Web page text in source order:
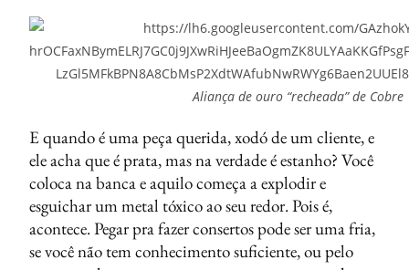
Aliança de ouro “recheada” de Cobre
E quando é uma peça querida, xodó de um cliente, e
ele acha que é prata, mas na verdade é estanho? Você
coloca na banca e aquilo começa a explodir e
esguichar um metal tóxico ao seu redor. Pois é,
acontece. Pegar pra fazer consertos pode ser uma fria,
se você não tem conhecimento suficiente, ou pelo